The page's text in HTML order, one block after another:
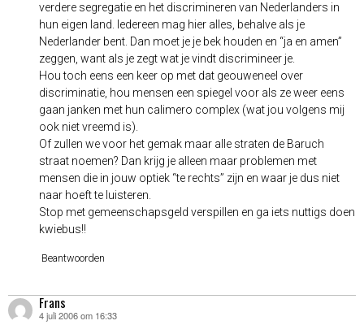
verdere segregatie en het discrimineren van Nederlanders in
hun eigen land. Iedereen mag hier alles, behalve als je
Nederlander bent. Dan moet je je bek houden en “ja en amen”
zeggen, want als je zegt wat je vindt discrimineer je.
Hou toch eens een keer op met dat geouweneel over
discriminatie, hou mensen een spiegel voor als ze weer eens
gaan janken met hun calimero complex (wat jou volgens mij
ook niet vreemd is).
Of zullen we voor het gemak maar alle straten de Baruch
straat noemen? Dan krijg je alleen maar problemen met
mensen die in jouw optiek “te rechts” zijn en waar je dus niet
naar hoeft te luisteren.
Stop met gemeenschapsgeld verspillen en ga iets nuttigs doen
kwiebus!!
Beantwoorden
Frans
schreef:
4 juli 2006 om 16:33